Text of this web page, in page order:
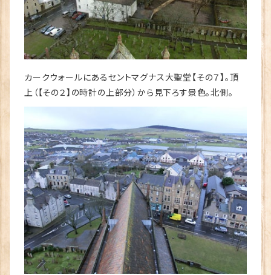
カークウォールにあるセントマグナス大聖堂【その７】。頂
上（【その２】の時計の上部分）から見下ろす景色。北側。